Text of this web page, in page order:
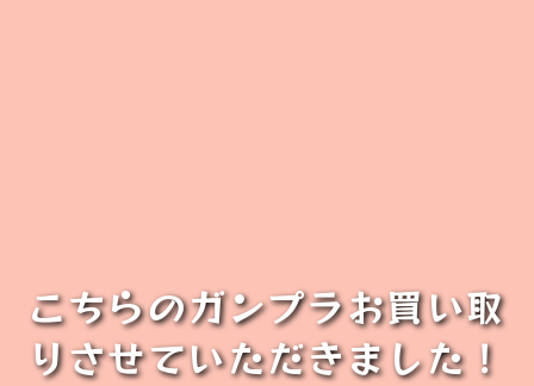
こちらのガンプラお買い取
りさせていただきました！